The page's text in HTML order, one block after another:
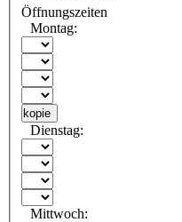
Öffnungszeiten
Montag:
kopie
Dienstag:
Mittwoch: